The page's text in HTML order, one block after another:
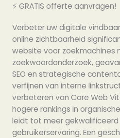
⚡️ GRATIS offerte aanvragen!
Verbeter uw digitale
online zichtbaarheid
website voor zoekmachines
zoekwoordonderzoek,
SEO en strategische
verfijnen van interne
verbeteren van Core Web
hogere rankings in
leidt tot meer
gebruikerservaring. Een